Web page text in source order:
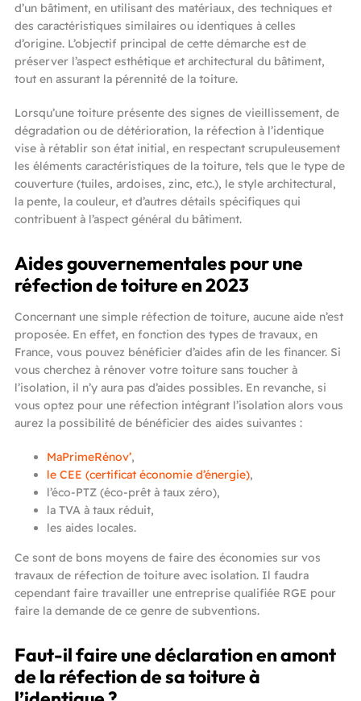
d’un bâtiment, en utilisant des matériaux, des techniques et
des caractéristiques similaires ou identiques à celles
d’origine. L’objectif principal de cette démarche est de
préserver l’aspect esthétique et architectural du bâtiment,
tout en assurant la pérennité de la toiture.
Lorsqu’une toiture présente des signes de vieillissement, de
dégradation ou de détérioration, la réfection à l’identique
vise à rétablir son état initial, en respectant scrupuleusement
les éléments caractéristiques de la toiture, tels que le type de
couverture (tuiles, ardoises, zinc, etc.), le style architectural,
la pente, la couleur, et d’autres détails spécifiques qui
contribuent à l’aspect général du bâtiment.
Aides gouvernementales pour une
réfection de toiture en 2023
Concernant une simple réfection de toiture, aucune aide n’est
proposée. En effet, en fonction des types de travaux, en
France, vous pouvez bénéficier d’aides afin de les financer. Si
vous cherchez à rénover votre toiture sans toucher à
l’isolation, il n’y aura pas d’aides possibles. En revanche, si
vous optez pour une réfection intégrant l’isolation alors vous
aurez la possibilité de bénéficier des aides suivantes :
MaPrimeRénov’,
le CEE (certificat économie d’énergie),
l’éco-PTZ (éco-prêt à taux zéro),
la TVA à taux réduit,
les aides locales.
Ce sont de bons moyens de faire des économies sur vos
travaux de réfection de toiture avec isolation. Il faudra
cependant faire travailler une entreprise qualifiée RGE pour
faire la demande de ce genre de subventions.
Faut-il faire une déclaration en amont
de la réfection de sa toiture à